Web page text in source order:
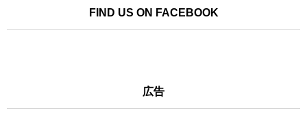
FIND US ON FACEBOOK
広告